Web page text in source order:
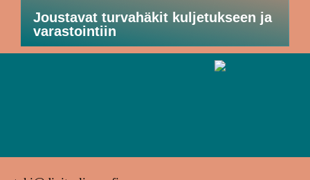
Joustavat turvahäkit kuljetukseen ja
varastointiin